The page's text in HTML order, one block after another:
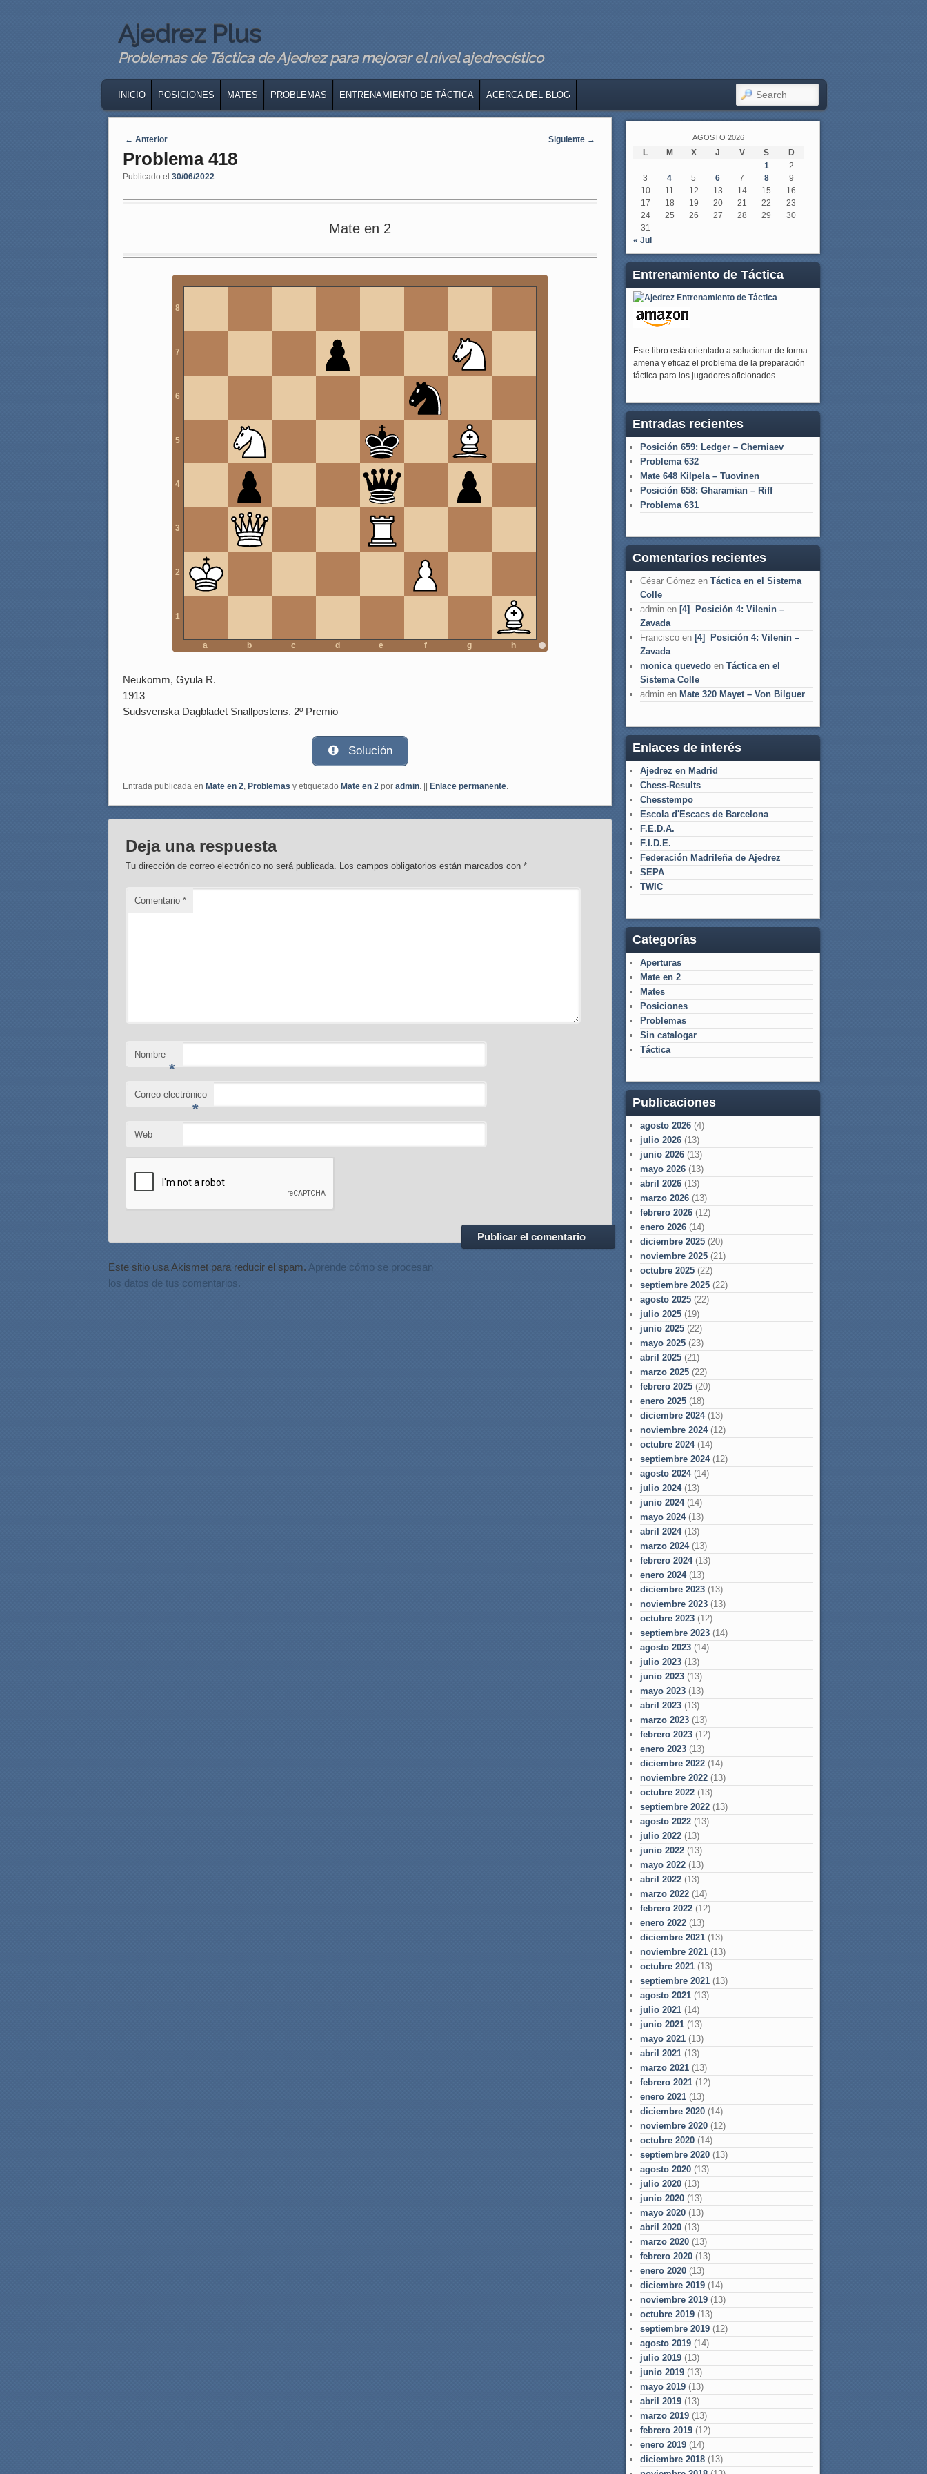
Ajedrez Plus
Problemas de Táctica de Ajedrez para mejorar el nivel ajedrecístico
SKIP TO PRIMARY CONTENT
SKIP TO SECONDARY CONTENT
INICIO POSICIONES MATES PROBLEMAS ENTRENAMIENTO DE TÁCTICA ACERCA DEL BLOG SEARCH
Navegaci�n de entradas
← Anterior Siguiente →
Problema 418
Publicado el 30/06/2022
Mate en 2
8
7
6
5
4
3
2
1
a b c d e f g h
Neukomm, Gyula R.
1913
Sudsvenska Dagbladet Snallpostens. 2º Premio
Solución
Entrada publicada en Mate en 2, Problemas y etiquetado Mate en 2 por admin. || Enlace permanente.
Deja una respuesta
Tu dirección de correo electrónico no será publicada. Los campos obligatorios están marcados con*
Comentario*
Nombre
*
Correo electrónico
*
Web
Este sitio usa Akismet para reducir el spam. Aprende cómo se procesan
los datos de tus comentarios.
AGOSTO 2026
L M X J V S
D
1
2
3
4 5 6 7 8
9
10
11 12 13 14 15
16
17
18 19 20 21 22
23
24
25 26 27 28 29
30
31
« Jul
Entrenamiento de Táctica
Este libro está orientado a solucionar de forma
amena y eficaz el problema de la preparación
táctica para los jugadores aficionados
Entradas recientes
Posición 659: Ledger – Cherniaev
Problema 632
Mate 648 Kilpela – Tuovinen
Posición 658: Gharamian – Riff
Problema 631
Comentarios recientes
César Gómez en Táctica en el Sistema
Colle
admin en [4] Posición 4: Vilenin –
Zavada
Francisco en [4] Posición 4: Vilenin –
Zavada
monica quevedo en Táctica en el
Sistema Colle
admin en Mate 320 Mayet – Von Bilguer
Enlaces de interés
Ajedrez en Madrid
Chess-Results
Chesstempo
Escola d'Escacs de Barcelona
F.E.D.A.
F.I.D.E.
Federación Madrileña de Ajedrez
SEPA
TWIC
Categorías
Aperturas
Mate en 2
Mates
Posiciones
Problemas
Sin catalogar
Táctica
Publicaciones
agosto 2026 (4)
julio 2026 (13)
junio 2026 (13)
mayo 2026 (13)
abril 2026 (13)
marzo 2026 (13)
febrero 2026 (12)
enero 2026 (14)
diciembre 2025 (20)
noviembre 2025 (21)
octubre 2025 (22)
septiembre 2025 (22)
agosto 2025 (22)
julio 2025 (19)
junio 2025 (22)
mayo 2025 (23)
abril 2025 (21)
marzo 2025 (22)
febrero 2025 (20)
enero 2025 (18)
diciembre 2024(13)
noviembre 2024(12)
octubre 2024(14)
septiembre 2024(12)
agosto 2024(14)
julio 2024(13)
junio 2024(14)
mayo 2024(13)
abril 2024(13)
marzo 2024(13)
febrero 2024(13)
enero 2024(13)
diciembre 2023 (13)
noviembre 2023 (13)
octubre 2023 (12)
septiembre 2023 (14)
agosto 2023 (14)
julio 2023 (13)
junio 2023 (13)
mayo 2023 (13)
abril 2023 (13)
marzo 2023 (13)
febrero 2023 (12)
enero 2023 (13)
diciembre 2022 (14)
noviembre 2022 (13)
octubre 2022 (13)
septiembre 2022 (13)
agosto 2022 (13)
julio 2022 (13)
junio 2022 (13)
mayo 2022 (13)
abril 2022 (13)
marzo 2022 (14)
febrero 2022 (12)
enero 2022 (13)
diciembre 2021 (13)
noviembre 2021 (13)
octubre 2021 (13)
septiembre 2021 (13)
agosto 2021 (13)
julio 2021 (14)
junio 2021 (13)
mayo 2021 (13)
abril 2021 (13)
marzo 2021 (13)
febrero 2021 (12)
enero 2021 (13)
diciembre 2020 (14)
noviembre 2020 (12)
octubre 2020 (14)
septiembre 2020 (13)
agosto 2020 (13)
julio 2020 (13)
junio 2020 (13)
mayo 2020 (13)
abril 2020 (13)
marzo 2020 (13)
febrero 2020 (13)
enero 2020 (13)
diciembre 2019 (14)
noviembre 2019 (13)
octubre 2019 (13)
septiembre 2019 (12)
agosto 2019 (14)
julio 2019 (13)
junio 2019 (13)
mayo 2019 (13)
abril 2019 (13)
marzo 2019 (13)
febrero 2019 (12)
enero 2019 (14)
diciembre 2018 (13)